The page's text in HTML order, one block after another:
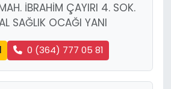
İBRAHİM ÇAYIRI 4. SOK.
SAĞLIK OCAĞI YANI
0 (364) 777 05 81